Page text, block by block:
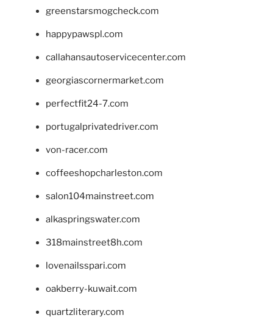
greenstarsmogcheck.com
happypawspl.com
callahansautoservicecenter.com
georgiascornermarket.com
perfectfit24-7.com
portugalprivatedriver.com
von-racer.com
coffeeshopcharleston.com
salon104mainstreet.com
alkaspringswater.com
318mainstreet8h.com
lovenailsspari.com
oakberry-kuwait.com
quartzliterary.com